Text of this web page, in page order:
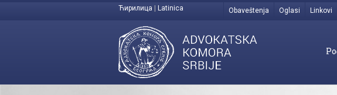
Ћирилица Latinica Obaveštenja Oglasi Linkovi